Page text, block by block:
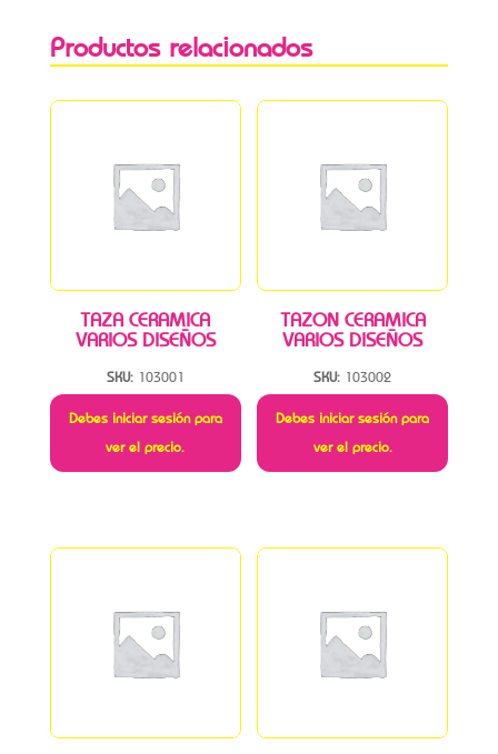
Productos relacionados
TAZA CERAMICA
VARIOS DISEÑOS
SKU: 103001
Debes iniciar sesión para
ver el precio.
TAZON CERAMICA
VARIOS DISEÑOS
SKU: 103002
Debes iniciar sesión para
ver el precio.